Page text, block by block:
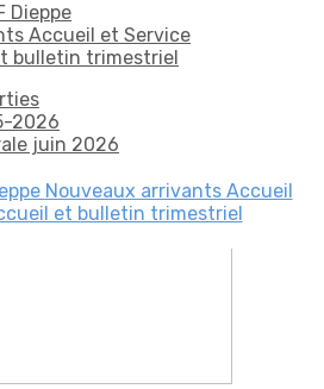
Dieppe
Accueil et Service
bulletin trimestriel
2026
juin 2026
Nouveaux arrivants Accueil
et bulletin trimestriel